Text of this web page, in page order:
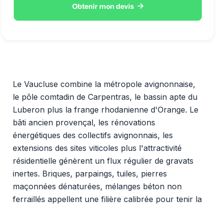
Le Vaucluse combine la métropole avignonnaise,
le pôle comtadin de Carpentras, le bassin apte du
Luberon plus la frange rhodanienne d'Orange. Le
bâti ancien provençal, les rénovations
énergétiques des collectifs avignonnais, les
extensions des sites viticoles plus l'attractivité
résidentielle génèrent un flux régulier de gravats
inertes. Briques, parpaings, tuiles, pierres
maçonnées dénaturées, mélanges béton non
ferraillés appellent une filière calibrée pour tenir la
Obtenir mon devis 